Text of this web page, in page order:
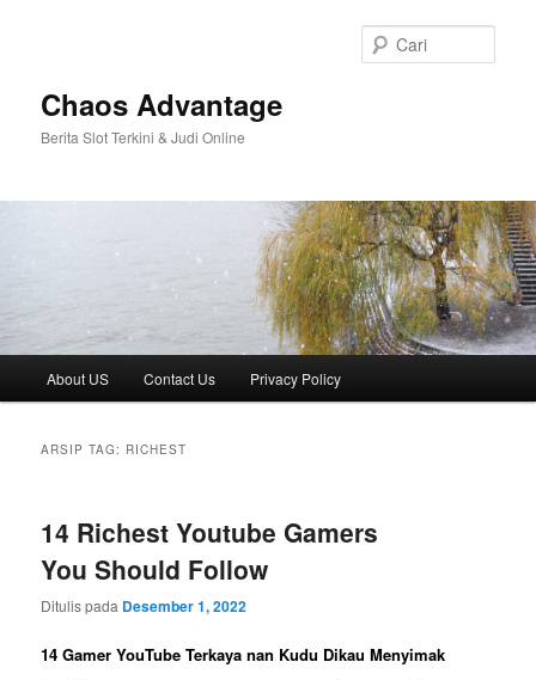
Chaos Advantage
Berita Slot Terkini & Judi Online
About US Contact Us Privacy Policy
ARSIP TAG: RICHEST
14 Richest Youtube Gamers
You Should Follow
Ditulis pada Desember 1, 2022
14 Gamer YouTube Terkaya nan Kudu Dikau Menyimak